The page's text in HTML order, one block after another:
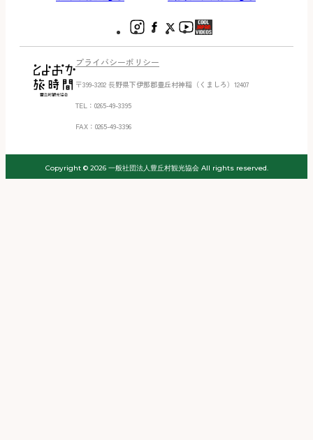
プライバシーポリシー
〒399-3202 ⻑野県下伊那郡豊丘村神稲（くましろ）12407
TEL：0265-49-3395
FAX：0265-49-3396
Copyright © 2026 一般社団法人豊丘村観光協会 All rights reserved.